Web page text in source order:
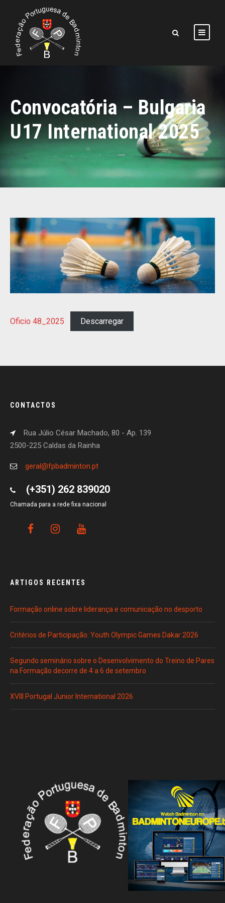
Convocatória – Bulgaria
U17 International 2025
Oficio 48_2025 Descarregar
CONTACTOS
Rua Júlio César Machado, 80 - Ap. 139
2500-225 Caldas da Rainha
geral@fpbadminton.pt
(+351) 262 839020
Chamada para a rede fixa nacional
ARTIGOS RECENTES
Formação online sobre liderança e comunicação no desporto
Critérios de Participação: Youth Olympic Games Dakar 2026
Segundo seminário sobre o Desenvolvimento do Treino de Pares
na Formação decorre de 4 a 6 de setembro
XVIII Portugal Junior International 2026